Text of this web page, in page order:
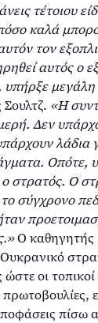
τέτοιου
καλά
τον
αυτός ο
υπήρξε μεγάλη
Σουλτζ. «Η
Δεν
λάδια
Οπότε,
στρατός. Ο
σύγχρονο
Ο καθηγητής
οι τοπικοί
πίσω